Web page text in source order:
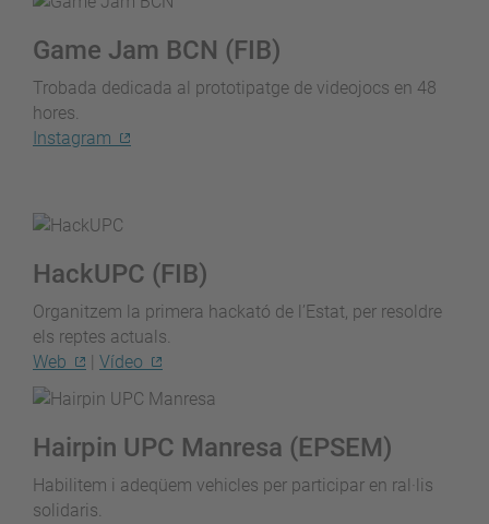
Game Jam BCN (FIB)
Trobada dedicada al prototipatge de videojocs en 48
hores.
Instagram
HackUPC (FIB)
Organitzem la primera hackató de l’Estat, per resoldre
els reptes actuals.
Web
| Vídeo
Hairpin UPC Manresa (EPSEM)
Habilitem i adeqüem vehicles per participar en ral·lis
solidaris.